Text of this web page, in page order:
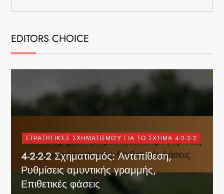
EDITORS CHOICE
ΣΤΡΑΤΗΓΙΚΈΣ ΣΧΗΜΑΤΙΣΜΟΎ ΓΙΑ ΤΟ ΣΧΉΜΑ 4-2-2-2
4-2-2-2 Σχηματισμός: Αντεπίθεση,
Ρυθμίσεις αμυντικής γραμμής,
Επιθετικές φάσεις